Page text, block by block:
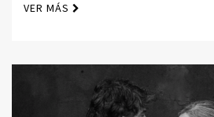
VER MÁS